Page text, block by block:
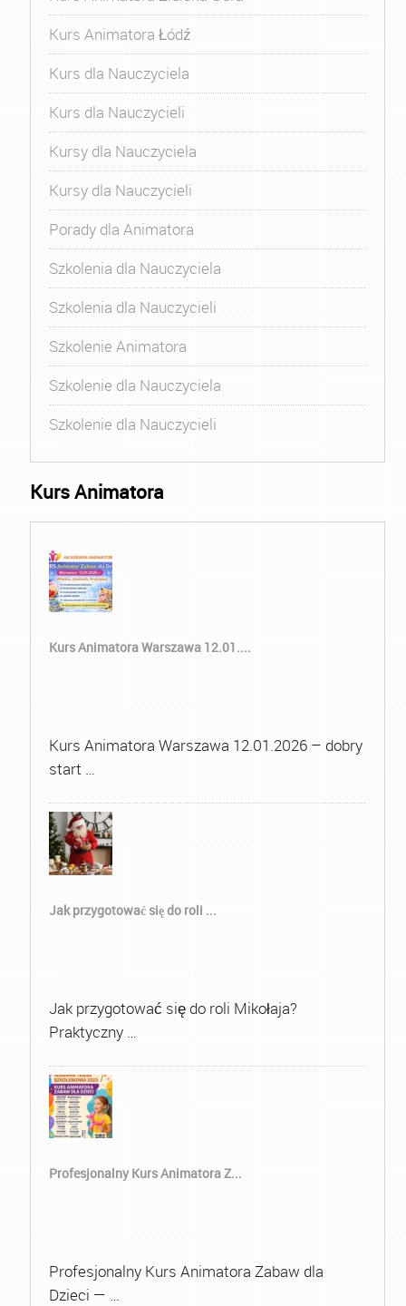
Kurs Animatora Łódź
Kurs dla Nauczyciela
Kurs dla Nauczycieli
Kursy dla Nauczyciela
Kursy dla Nauczycieli
Porady dla Animatora
Szkolenia dla Nauczyciela
Szkolenia dla Nauczycieli
Szkolenie Animatora
Szkolenie dla Nauczyciela
Szkolenie dla Nauczycieli
Kurs Animatora
Kurs Animatora Warszawa 12.01....
Kurs Animatora Warszawa 12.01.2026 – dobry
start …
Jak przygotować się do roli ...
Jak przygotować się do roli Mikołaja?
Praktyczny …
Profesjonalny Kurs Animatora Z...
Profesjonalny Kurs Animatora Zabaw dla
Dzieci — …